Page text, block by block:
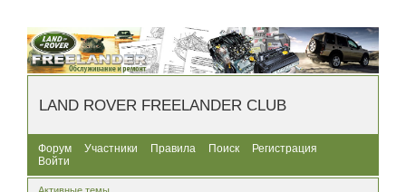
LAND ROVER FREELANDER CLUB
Форум Участники Правила Поиск
Регистрация
Войти